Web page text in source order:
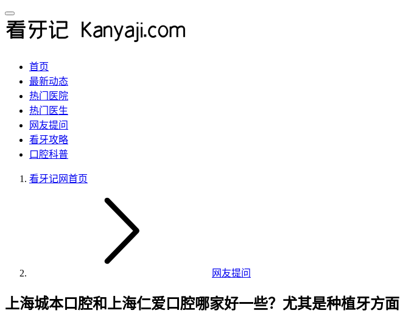
首页
最新动态
热门医院
热门医生
网友提问
看牙攻略
口腔科普
看牙记网首页
网友提问
上海城本口腔和上海仁爱口腔哪家好一些？尤其是种植牙方面